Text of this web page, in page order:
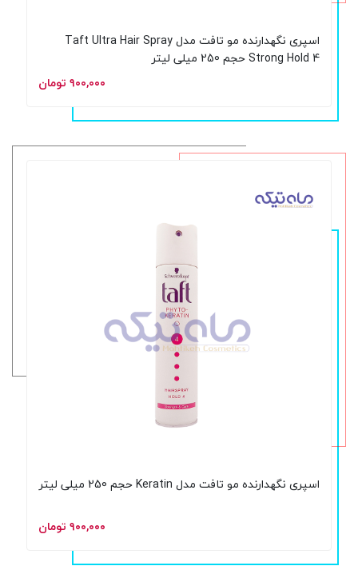
اسپری نگهدارنده مو تافت مدل Taft Ultra Hair Spray
Strong Hold 4 حجم 250 میلی لیتر
۹۰۰,۰۰۰ تومان
اسپری نگهدارنده مو تافت مدل Keratin حجم 250 میلی لیتر
۹۰۰,۰۰۰ تومان